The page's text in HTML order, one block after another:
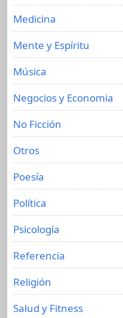
Medicina
Mente y Espíritu
Música
Negocios y Economia
No Ficción
Otros
Poesía
Política
Psicología
Referencia
Religión
Salud y Fitness